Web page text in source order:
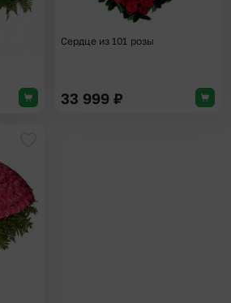
Сердце из 101 розы
33 999 ₽